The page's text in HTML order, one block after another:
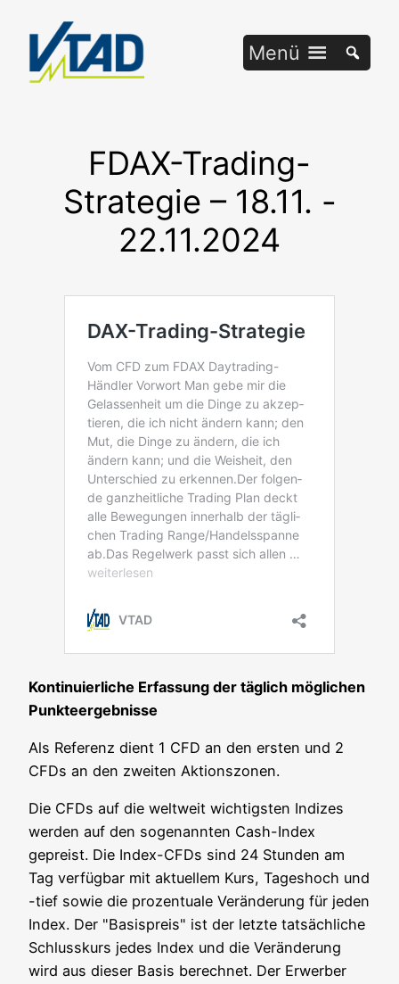
springen
Menü
FDAX-Trading-
Strategie – 18.11. -
22.11.2024
Kon­ti­nu­ier­li­che Erfas­sung der täg­lich mög­li­chen
Punkteergebnisse
Als Refe­renz dient 1 CFD an den ers­ten und 2
CFDs an den zwei­ten Aktionszonen.
Die CFDs auf die welt­weit wich­tigs­ten Indi­zes
wer­den auf den soge­nann­ten Cash-Index
gepreist. Die Index-CFDs sind 24 Stun­den am
Tag ver­füg­bar mit aktu­el­lem Kurs, Tages­hoch und
-tief sowie die pro­zen­tua­le Ver­än­de­rung für jeden
Index. Der "Basis­preis" ist der letz­te tat­säch­li­che
Schluss­kurs jedes Index und die Ver­än­de­rung
wird aus die­ser Basis berech­net. Der Erwer­ber